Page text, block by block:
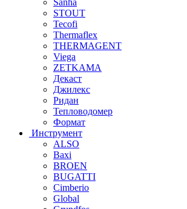
STOUT
Tecofi
Thermaflex
THERMAGENT
Viega
ZETKAMA
Декаст
Джилекс
Ридан
Тепловодомер
Формат
Инструмент
ALSO
Baxi
BROEN
BUGATTI
Cimberio
Global